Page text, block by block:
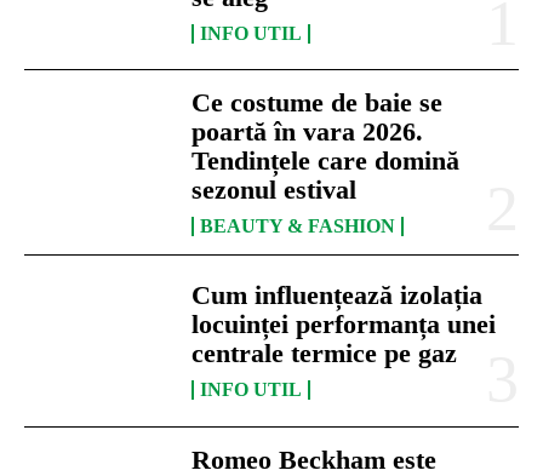
INFO UTIL
Ce costume de baie se
poartă în vara 2026.
Tendințele care domină
sezonul estival
BEAUTY & FASHION
Cum influențează izolația
locuinței performanța unei
centrale termice pe gaz
INFO UTIL
Romeo Beckham este